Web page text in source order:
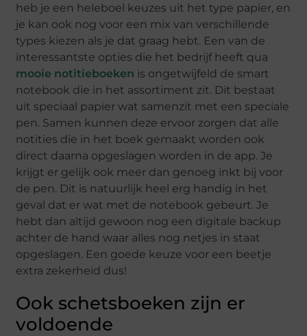
heb je een heleboel keuzes uit het type papier, en
je kan ook nog voor een mix van verschillende
types kiezen als je dat graag hebt. Een van de
interessantste opties die het bedrijf heeft qua
mooie notitieboeken is ongetwijfeld de smart
notebook die in het assortiment zit. Dit bestaat
uit speciaal papier wat samenzit met een speciale
pen. Samen kunnen deze ervoor zorgen dat alle
notities die in het boek gemaakt worden ook
direct daarna opgeslagen worden in de app. Je
krijgt er gelijk ook meer dan genoeg inkt bij voor
de pen. Dit is natuurlijk heel erg handig in het
geval dat er wat met de notebook gebeurt. Je
hebt dan altijd gewoon nog een digitale backup
achter de hand waar alles nog netjes in staat
opgeslagen. Een goede keuze voor een beetje
extra zekerheid dus!
Ook schetsboeken zijn er
voldoende